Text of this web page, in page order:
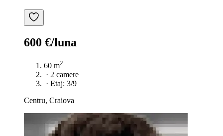
600 €/luna
60 m2
· 2 camere
· Etaj: 3/9
Centru, Craiova